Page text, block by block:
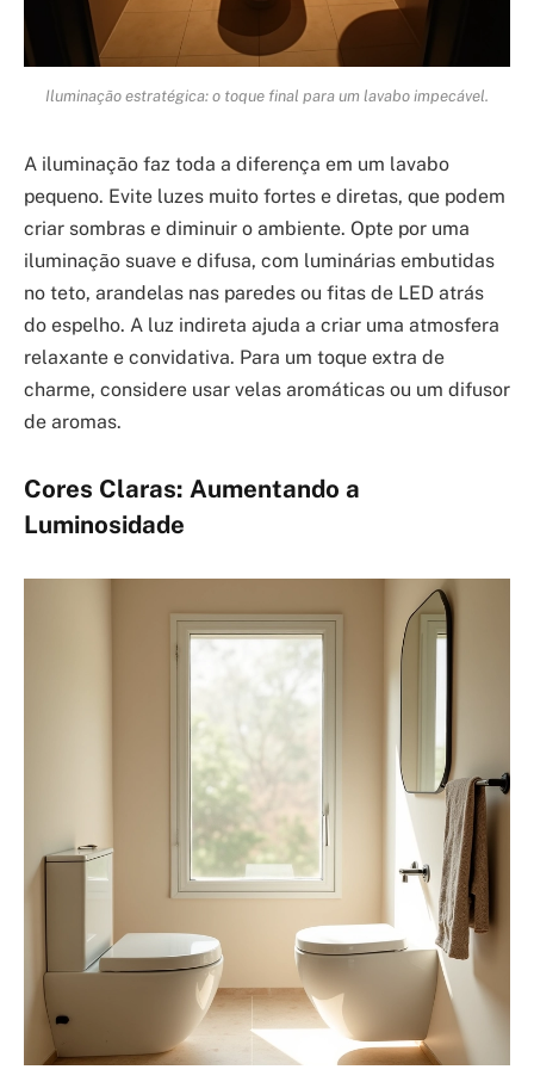
Iluminação estratégica: o toque final para um lavabo impecável.
A iluminação faz toda a diferença em um lavabo
pequeno. Evite luzes muito fortes e diretas, que podem
criar sombras e diminuir o ambiente. Opte por uma
iluminação suave e difusa, com luminárias embutidas
no teto, arandelas nas paredes ou fitas de LED atrás
do espelho. A luz indireta ajuda a criar uma atmosfera
relaxante e convidativa. Para um toque extra de
charme, considere usar velas aromáticas ou um difusor
de aromas.
Cores Claras: Aumentando a
Luminosidade